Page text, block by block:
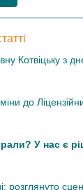
Котвіцьку з
до
У нас є
розглянуто